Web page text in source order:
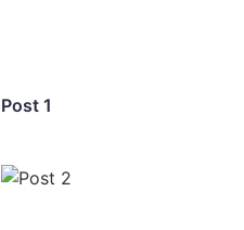
Post 1